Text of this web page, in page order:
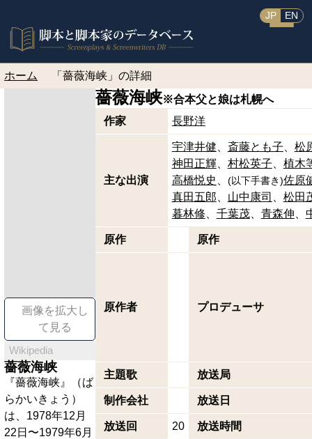
JP EN
ホーム 「薔薇海峡」の詳細
画像を拡大し
て見る
Wikipedia
薔薇海峡
『薔薇海峡』（ば
らかいきょう）
は、1978年12月
22日〜1979年6月
薔薇海峡※合本父と娘は札幌へ
作家
長野洋
主な出演
宇津井健 斎藤とも子
松
神田正輝
村松英子
植木
高橋悦史
(以下手書き )佐原
真田五郎
山中康司
松田
暮林修
千葉茂 青森伸
原作 原作
原作者 プロデューサ
主題歌 放送局
制作会社 放送日
放送回 20 放送時間